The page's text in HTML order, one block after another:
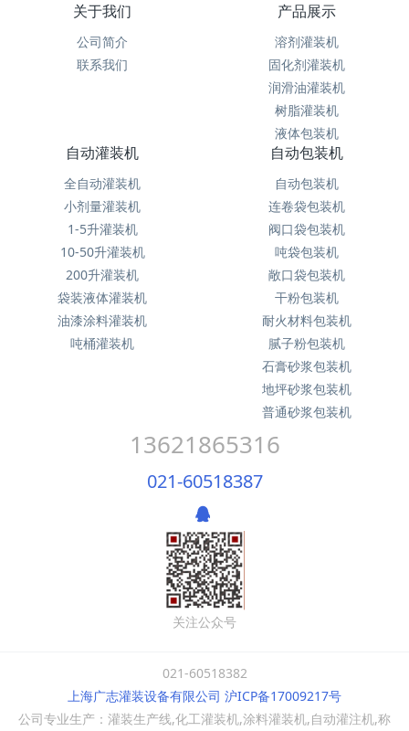
关于我们
公司简介
联系我们
产品展示
溶剂灌装机
固化剂灌装机
润滑油灌装机
树脂灌装机
液体包装机
自动灌装机
全自动灌装机
小剂量灌装机
1-5升灌装机
10-50升灌装机
200升灌装机
袋装液体灌装机
油漆涂料灌装机
吨桶灌装机
自动包装机
自动包装机
连卷袋包装机
阀口袋包装机
吨袋包装机
敞口袋包装机
干粉包装机
耐火材料包装机
腻子粉包装机
石膏砂浆包装机
地坪砂浆包装机
普通砂浆包装机
13621865316
021-60518387
关注公众号
021-60518382
上海广志灌装设备有限公司 沪ICP备17009217号
公司专业生产：灌装生产线,化工灌装机,涂料灌装机,自动灌注机,称